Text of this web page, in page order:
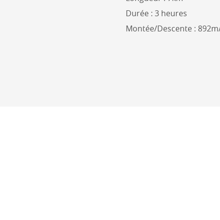
Durée : 3 heures
Montée/Descente :